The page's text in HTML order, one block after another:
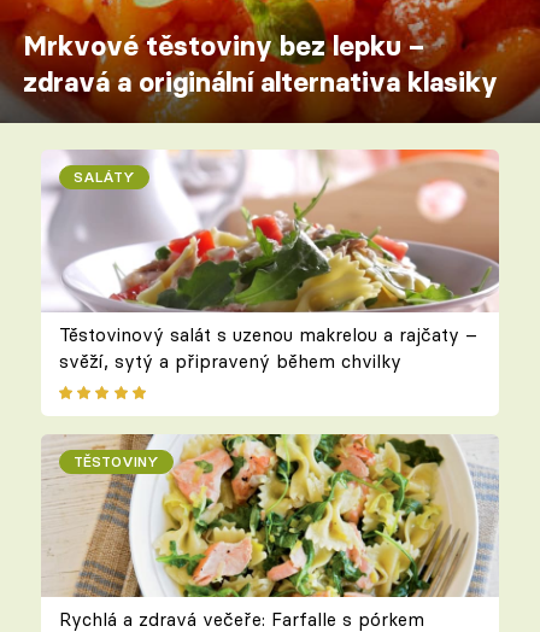
Mrkvové těstoviny bez lepku –
zdravá a originální alternativa klasiky
SALÁTY
Těstovinový salát s uzenou makrelou a rajčaty –
svěží, sytý a připravený během chvilky
TĚSTOVINY
Rychlá a zdravá večeře: Farfalle s pórkem